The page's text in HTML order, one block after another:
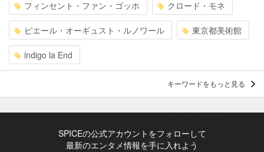
フィンセント・ファン・ゴッホ クロード・モネ
ピエール・オーギュスト・ルノワール 東京都美術館
indigo la End
キーワードをもっと見る
SPICEの公式アカウントをフォローして
最新のエンタメ情報を手に入れよう